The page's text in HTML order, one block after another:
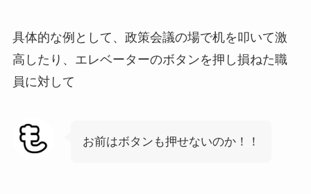
具体的な例として、政策会議の場で机を叩いて激
高したり、エレベーターのボタンを押し損ねた職
員に対して
お前はボタンも押せないのか！！